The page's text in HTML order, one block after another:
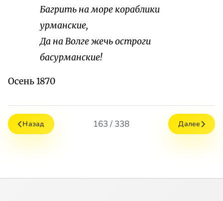
Багрить на море кораблики
урманские,
Да на Волге жечь остроги
басурманские!
Осень 1870
Назад 163 / 338 Далее